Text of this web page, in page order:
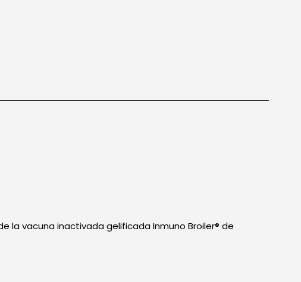
la vacuna inactivada gelificada Inmuno Broiler® de